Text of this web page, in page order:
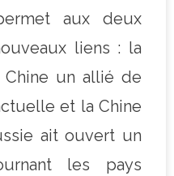
aux deux
liens : la
un allié de
et la Chine
ait ouvert un
les pays